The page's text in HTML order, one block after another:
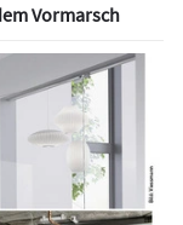
Vormarsch